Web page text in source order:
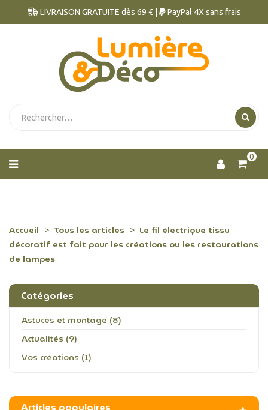
LIVRAISON GRATUITE dès 69 € | PayPal 4X sans frais
0
Accueil Tous les articles
Le fil électrique tissu
décoratif est fait pour les créations ou les restaurations
de lampes
Catégories
Astuces et montage (8)
Actualités (9)
Vos créations (1)